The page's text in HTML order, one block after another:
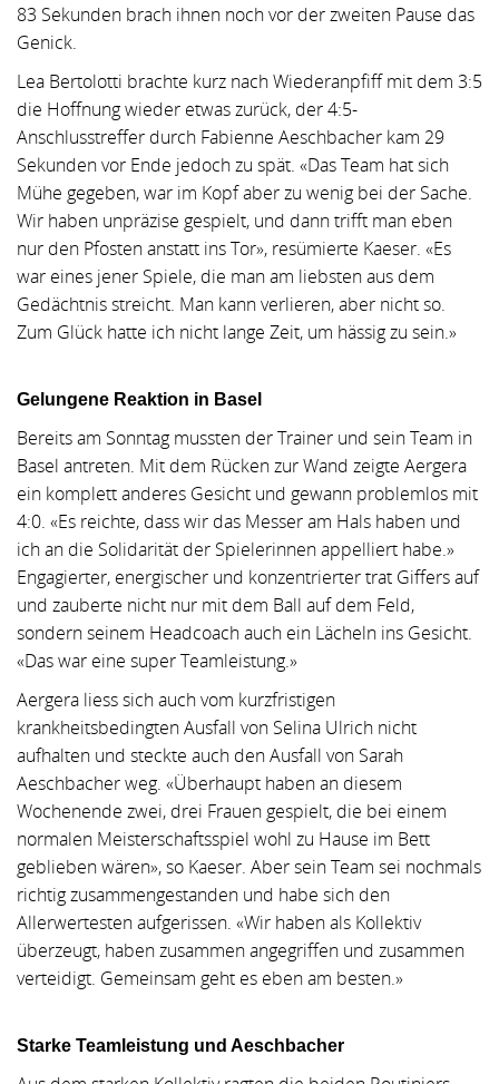
83 Sekunden brach ihnen noch vor der zweiten Pause das
Genick.
Lea Bertolotti brachte kurz nach Wiederanpfiff mit dem 3:5
die Hoffnung wieder etwas zurück, der 4:5-
Anschlusstreffer durch Fabienne Aeschbacher kam 29
Sekunden vor Ende jedoch zu spät. «Das Team hat sich
Mühe gegeben, war im Kopf aber zu wenig bei der Sache.
Wir haben unpräzise gespielt, und dann trifft man eben
nur den Pfosten anstatt ins Tor», resümierte Kaeser. «Es
war eines jener Spiele, die man am liebsten aus dem
Gedächtnis streicht. Man kann verlieren, aber nicht so.
Zum Glück hatte ich nicht lange Zeit, um hässig zu sein.»
Gelungene Reaktion in Basel
Bereits am Sonntag mussten der Trainer und sein Team in
Basel antreten. Mit dem Rücken zur Wand zeigte Aergera
ein komplett anderes Gesicht und gewann problemlos mit
4:0. «Es reichte, dass wir das Messer am Hals haben und
ich an die Solidarität der Spielerinnen appelliert habe.»
Engagierter, energischer und konzentrierter trat Giffers auf
und zauberte nicht nur mit dem Ball auf dem Feld,
sondern seinem Headcoach auch ein Lächeln ins Gesicht.
«Das war eine super Teamleistung.»
Aergera liess sich auch vom kurzfristigen
krankheitsbedingten Ausfall von Selina Ulrich nicht
aufhalten und steckte auch den Ausfall von Sarah
Aeschbacher weg. «Überhaupt haben an diesem
Wochenende zwei, drei Frauen gespielt, die bei einem
normalen Meisterschaftsspiel wohl zu Hause im Bett
geblieben wären», so Kaeser. Aber sein Team sei nochmals
richtig zusammengestanden und habe sich den
Allerwertesten aufgerissen. «Wir haben als Kollektiv
überzeugt, haben zusammen angegriffen und zusammen
verteidigt. Gemeinsam geht es eben am besten.»
Starke Teamleistung und Aeschbacher